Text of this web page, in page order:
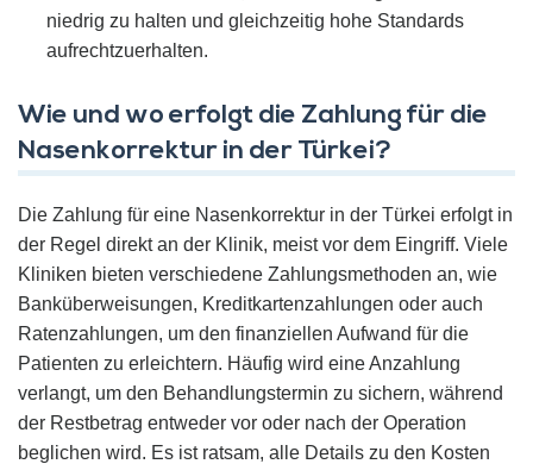
niedrig zu halten und gleichzeitig hohe Standards
aufrechtzuerhalten.
Wie und wo erfolgt die Zahlung für die
Nasenkorrektur in der Türkei?
Die Zahlung für eine Nasenkorrektur in der Türkei erfolgt in
der Regel direkt an der Klinik, meist vor dem Eingriff. Viele
Kliniken bieten verschiedene Zahlungsmethoden an, wie
Banküberweisungen, Kreditkartenzahlungen oder auch
Ratenzahlungen, um den finanziellen Aufwand für die
Patienten zu erleichtern. Häufig wird eine Anzahlung
verlangt, um den Behandlungstermin zu sichern, während
der Restbetrag entweder vor oder nach der Operation
beglichen wird. Es ist ratsam, alle Details zu den Kosten